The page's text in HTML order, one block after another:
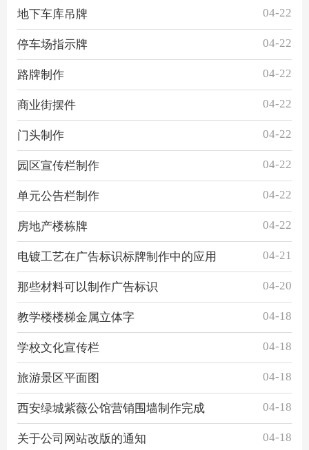
地下车库吊牌 04-22
停车场指示牌 04-22
路牌制作 04-22
商业街摆件 04-22
门头制作 04-22
园区宣传栏制作 04-22
单元公告栏制作 04-22
房地产楼栋牌 04-22
电镀工艺在广告标识标牌制作中的应用 04-21
那些材料可以制作广告标识 04-20
教学楼楼梯金属立体字 04-18
学校文化宣传栏 04-18
旅游景区平面图 04-18
西安绿城紫薇公馆营销围墙制作完成 04-18
关于公司网站改版的通知 04-18